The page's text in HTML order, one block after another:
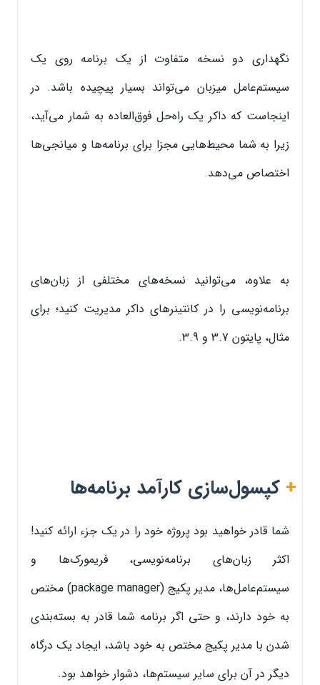
نگهداری دو نسخه متفاوت از یک برنامه روی یک
سیستم‌عامل میزبان می‌تواند بسیار پیچیده باشد. در
اینجاست که داکر یک راه‌حل فوق‌العاده به شمار می‌آید،
زیرا به شما محیط‌هایی مجزا برای برنامه‌ها و میانجی‌ها
اختصاص می‌دهد.
به علاوه، می‌توانید نسخه‌های مختلفی از زبان‌های
برنامه‌نویسی را در کانتینرهای داکر مدیریت کنید؛ برای
مثال، پایتون 3.7 و 3.9.
+ کپسول‌سازی کارآمد برنامه‌ها
شما قادر خواهید بود پروژه خود را در یک جزء ارائه کنید!
اکثر زبان‌های برنامه‌نویسی، فریمورک‌ها و
سیستم‌عامل‌ها، مدیر پکیج (package manager) مختص
به خود دارند، و حتی اگر برنامه شما قادر به بسته‌بندی
شدن با مدیر پکیج مختص به خود باشد، ایجاد یک درگاه
دیگر در آن برای سایر سیستم‌ها، دشوار خواهد بود.